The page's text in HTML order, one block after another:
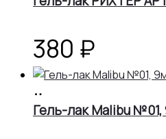
380 ₽
корзину
Гель-лак Malibu